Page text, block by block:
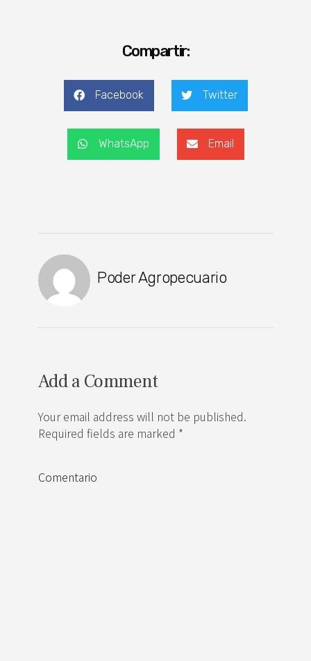
Compartir:
Facebook Twitter
WhatsApp Email
Poder Agropecuario
Add a Comment
Your email address will not be published.
Required fields are marked *
Comentario